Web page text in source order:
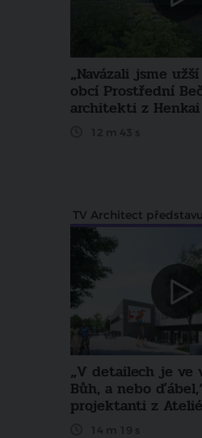
„Navázali jsme
obcí Prostřední
architekti z
12 m 43 s
TV Architect
„V detailech je ve
Bůh, a nebo
projektanti z
14 m 19 s